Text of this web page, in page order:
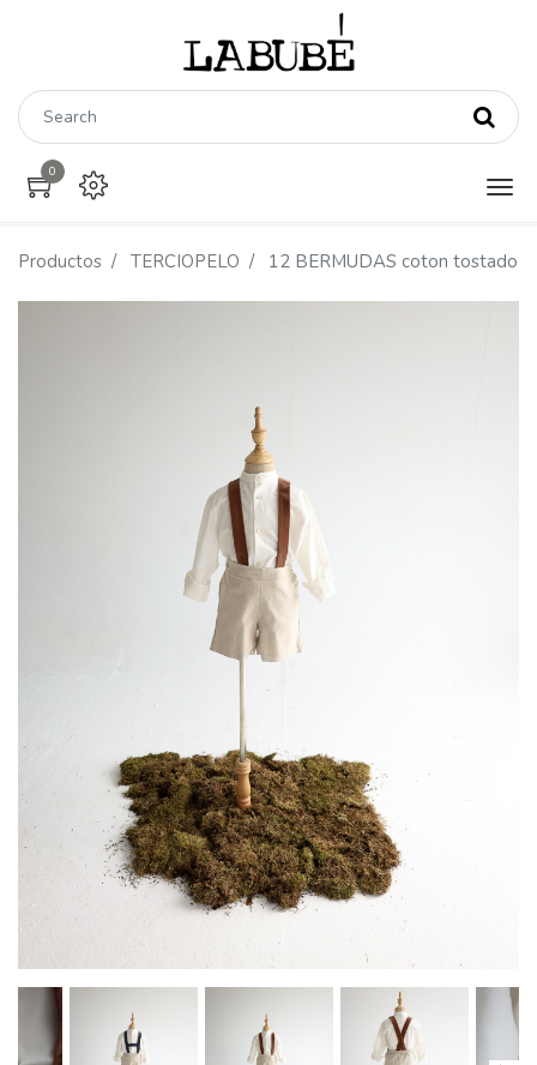
0
Productos TERCIOPELO 12 BERMUDAS coton tostado